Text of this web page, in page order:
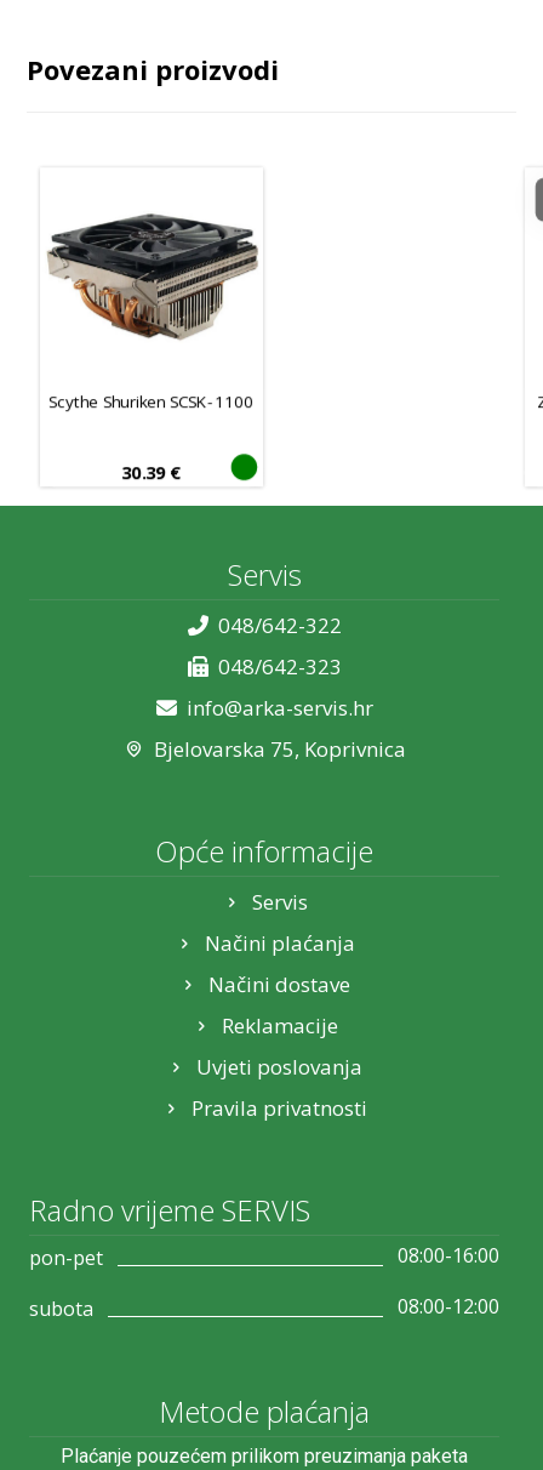
Povezani proizvodi
Scythe Shuriken SCSK-1100
30.39 €
Servis
048/642-322
048/642-323
info@arka-servis.hr
Bjelovarska 75, Koprivnica
Opće informacije
Servis
Načini plaćanja
Načini dostave
Reklamacije
Uvjeti poslovanja
Pravila privatnosti
Radno vrijeme SERVIS
pon-pet
08:00-16:00
subota
08:00-12:00
Metode plaćanja
Plaćanje pouzećem prilikom preuzimanja paketa